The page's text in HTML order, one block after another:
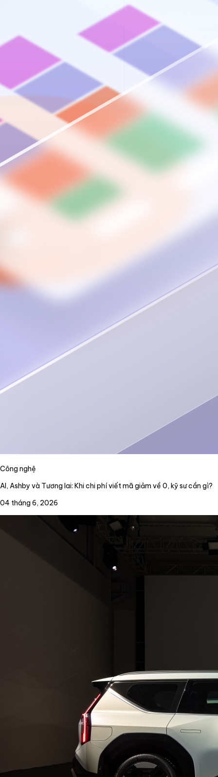
Công nghệ
AI, Ashby và Tương lai: Khi chi phí viết mã giảm về 0, kỹ sư cần gì?
04 tháng 6, 2026